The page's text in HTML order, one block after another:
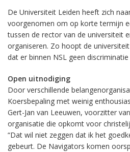
De Universiteit Leiden heeft zich
voorgenomen om op korte termijn
tussen de rector van de universiteit
organiseren. Zo hoopt de
dat er binnen NSL geen
Open uitnodiging
Door verschillende
Koersbepaling met weinig
Gert-Jan van Leeuwen, voorzitter
organisatie die opkomt voor
“Dat wil niet zeggen dat ik het
gebeurt. De Navigators komen